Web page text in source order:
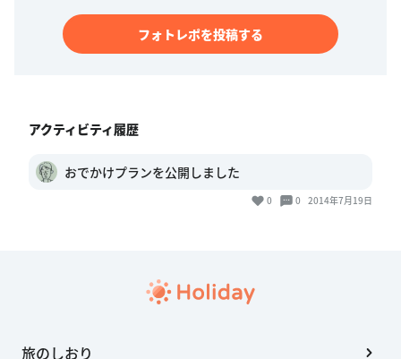
フォトレポを投稿する
アクティビティ履歴
おでかけプランを公開しました
0 0 2014年7月19日
旅のしおり